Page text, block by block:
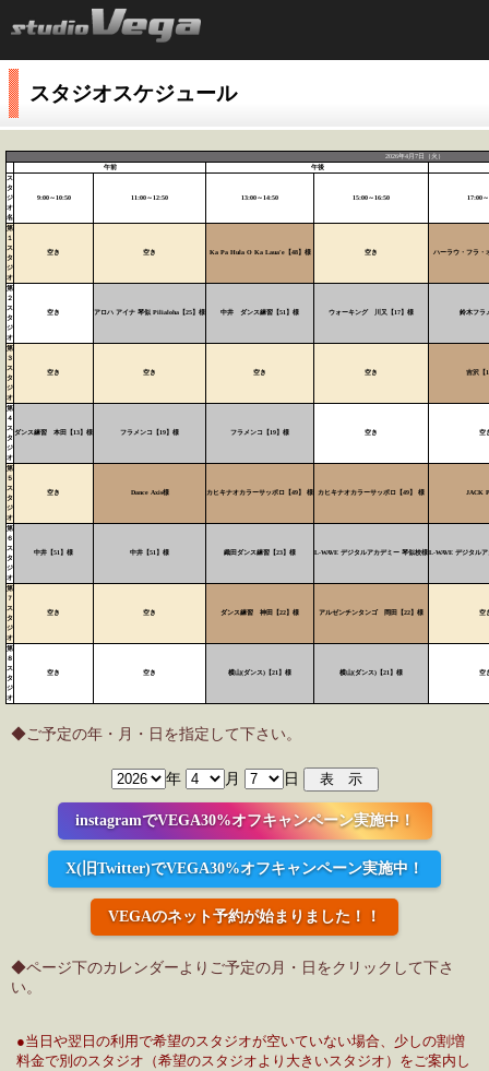
スタジオスケジュール
2026年4月7日（火）
午前
午後
ス
タ
ジ
オ
名
9:00～10:50 11:00～12:50 13:00～14:50 15:00～16:50 17:00
第
１
ス
タ
ジ
オ
空き 空き Ka Pa Hula O Ka Laua'e【48】様 空き ハーラウ・フラ・
第
２
ス
タ
ジ
オ
空き アロハ アイナ 琴似 Pilialoha【25】様 中井 ダンス練習【51】様 ウォーキング 川又【17】様 鈴木フラ
第
３
ス
タ
ジ
オ
空き 空き 空き 空き 吉沢【
第
４
ス
タ
ジ
オ
ダンス練習 本田【13】様 フラメンコ【19】様 フラメンコ【19】様 空き 空
第
５
ス
タ
ジ
オ
空き Dance Axis様 カヒキナオカラーサッポロ【49】 様 カヒキナオカラーサッポロ【49】 様 JACK
第
６
ス
タ
ジ
オ
中井【51】様 中井【51】様 織田ダンス練習【23】様 L-WAVE デジタルアカデミー 琴似校様 L-WAVE デジタル
第
７
ス
タ
ジ
オ
空き 空き ダンス練習 神田【22】様 アルゼンチンタンゴ 岡田【22】様 空
第
８
ス
タ
ジ
オ
空き 空き 横山(ダンス)【21】様 横山(ダンス)【21】様 空
◆ご予定の年・月・日を指定して下さい。
年 月 日
instagramでVEGA30%オフキャンペーン実施中！
X(旧Twitter)でVEGA30%オフキャンペーン実施中！
VEGAのネット予約が始まりました！！
◆ページ下のカレンダーよりご予定の月・日をクリックして下さ
い。
●当日や翌日の利用で希望のスタジオが空いていない場合、少しの割増
料金で別のスタジオ（希望のスタジオより大きいスタジオ）をご案内し